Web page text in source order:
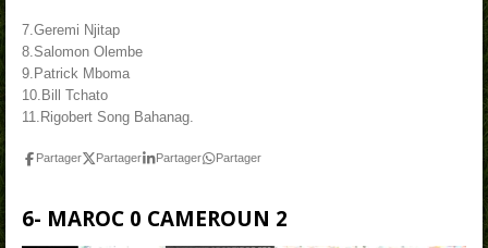
7.Geremi Njitap
8.Salomon Olembe
9.Patrick Mboma
10.Bill Tchato
11.Rigobert Song Bahanag.
Partager Partager Partager Partager
6- MAROC 0 CAMEROUN 2